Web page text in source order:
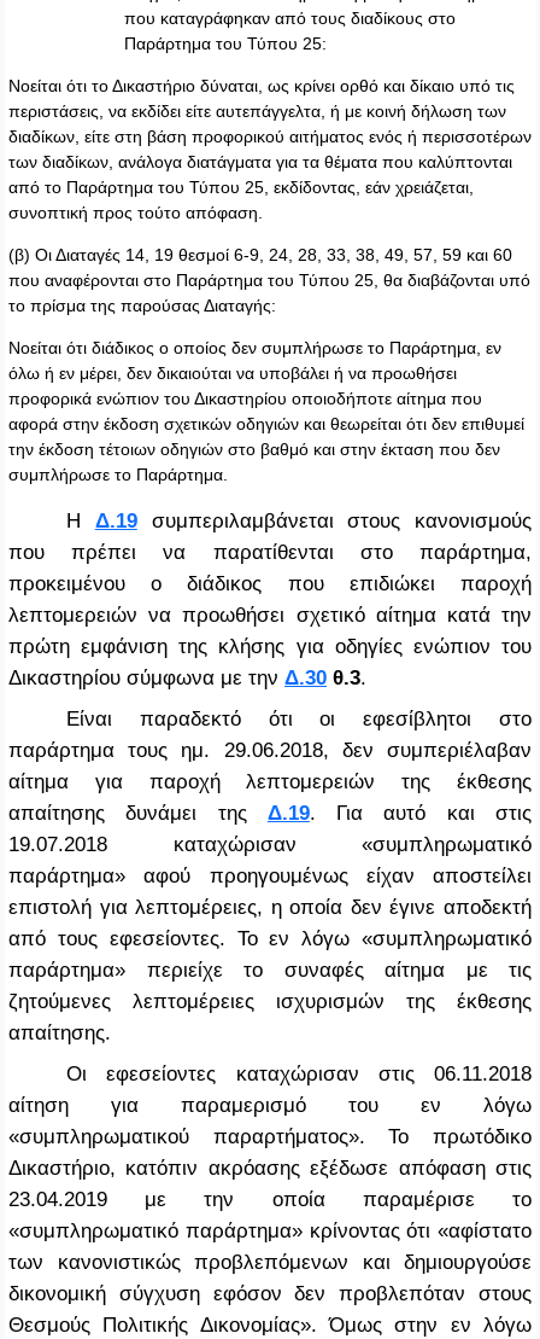
που καταγράφηκαν από τους διαδίκους στο
Παράρτημα του Τύπου 25:
Νοείται ότι το Δικαστήριο δύναται, ως κρίνει ορθό και δίκαιο υπό τις
περιστάσεις, να εκδίδει είτε αυτεπάγγελτα, ή με κοινή δήλωση των
διαδίκων, είτε στη βάση προφορικού αιτήματος ενός ή περισσοτέρων
των διαδίκων, ανάλογα διατάγματα για τα θέματα που καλύπτονται
από το Παράρτημα του Τύπου 25, εκδίδοντας, εάν χρειάζεται,
συνοπτική προς τούτο απόφαση.
(β) Οι Διαταγές 14, 19 θεσμοί 6-9, 24, 28, 33, 38, 49, 57, 59 και 60
που αναφέρονται στο Παράρτημα του Τύπου 25, θα διαβάζονται υπό
το πρίσμα της παρούσας Διαταγής:
Νοείται ότι διάδικος ο οποίος δεν συμπλήρωσε το Παράρτημα, εν
όλω ή εν μέρει, δεν δικαιούται να υποβάλει ή να προωθήσει
προφορικά ενώπιον του Δικαστηρίου οποιοδήποτε αίτημα που
αφορά στην έκδοση σχετικών οδηγιών και θεωρείται ότι δεν επιθυμεί
την έκδοση τέτοιων οδηγιών στο βαθμό και στην έκταση που δεν
συμπλήρωσε το Παράρτημα.
Η Δ.19συμπεριλαμβάνεται στους κανονισμούς
που πρέπει να παρατίθενται στο παράρτημα,
προκειμένου ο διάδικος που επιδιώκει παροχή
λεπτομερειών να προωθήσει σχετικό αίτημα κατά την
πρώτη εμφάνιση της κλήσης για οδηγίες ενώπιον του
Δικαστηρίου σύμφωνα με την Δ.30 θ.3.
Είναι παραδεκτό ότι οι εφεσίβλητοι στο
παράρτημα τους ημ. 29.06.2018, δεν συμπεριέλαβαν
αίτημα για παροχή λεπτομερειών της έκθεσης
απαίτησης δυνάμει της Δ.19. Για αυτό και στις
19.07.2018 καταχώρισαν «συμπληρωματικό
παράρτημα» αφού προηγουμένως είχαν αποστείλει
επιστολή για λεπτομέρειες, η οποία δεν έγινε αποδεκτή
από τους εφεσείοντες. Το εν λόγω «συμπληρωματικό
παράρτημα» περιείχε το συναφές αίτημα με τις
ζητούμενες λεπτομέρειες ισχυρισμών της έκθεσης
απαίτησης.
Οι εφεσείοντες καταχώρισαν στις 06.11.2018
αίτηση για παραμερισμό του εν λόγω
«συμπληρωματικού παραρτήματος». Το πρωτόδικο
Δικαστήριο, κατόπιν ακρόασης εξέδωσε απόφαση στις
23.04.2019 με την οποία παραμέρισε το
«συμπληρωματικό παράρτημα» κρίνοντας ότι «αφίστατο
των κανονιστικώς προβλεπόμενων και δημιουργούσε
δικονομική σύγχυση εφόσον δεν προβλεπόταν στους
Θεσμούς Πολιτικής Δικονομίας». Όμως στην εν λόγω